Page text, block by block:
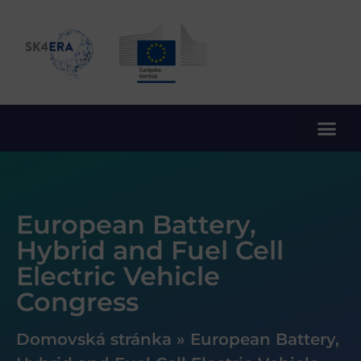
European Battery,
Hybrid and Fuel Cell
Electric Vehicle
Congress
Domovská stránka » European Battery,